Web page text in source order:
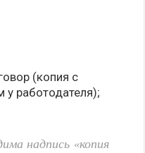
(копия с
у работодателя);
надпись «копия